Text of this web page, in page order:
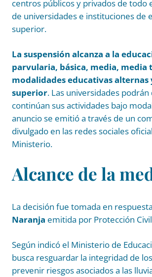
centros públicos y privados de todo
de universidades e instituciones de
superior.
La suspensión alcanza a la
parvularia, básica, media, media
modalidades educativas alternas
superior. Las universidades podrán
continúan sus actividades bajo
anuncio se emitió a través de un
divulgado en las redes sociales
Ministerio.
Alcance de la
La decisión fue tomada en
Naranja emitida por Protección
Según indicó el Ministerio de
busca resguardar la integridad de
prevenir riesgos asociados a las